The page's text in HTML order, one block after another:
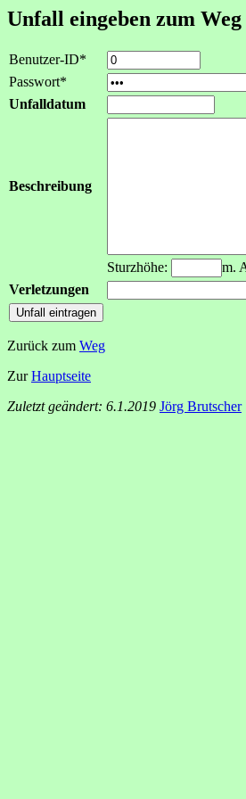
Unfall eingeben zum
Benutzer-ID*
Passwort*
Unfalldatum
Beschreibung
Sturzhöhe: m.
Verletzungen
Zurück zum Weg
ZurHauptseite
Zuletzt geändert: 6.1.2019 Jörg Brutscher